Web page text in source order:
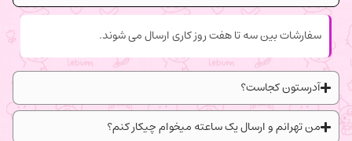
سفارشات بین سه تا هفت روز کاری ارسال می شوند.
آدرستون کجاست؟
من تهرانم و ارسال یک ساعته میخوام چیکار کنم؟